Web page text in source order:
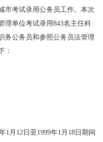
市考试录用公务员工作。本次
理单位考试录用843名主任科
务公务员和参照公务员法管理
：
月12日至1999年1月18日期间